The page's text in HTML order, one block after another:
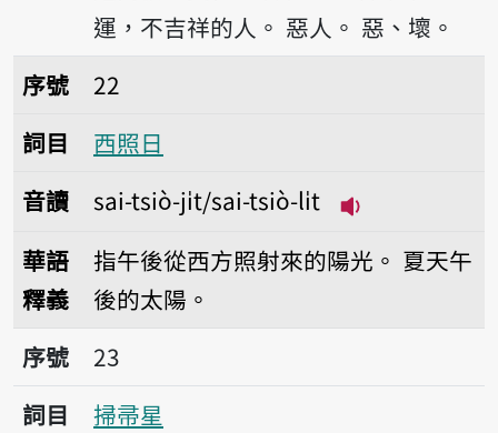
運，不吉祥的人。 惡人。 惡、壞。
序號22西照日
序號
22
詞目
西照日
音讀
sai-tsiò-ji̍t/sai-tsiò-li̍t
華語
釋義
指午後從西方照射來的陽光。 夏天午
後的太陽。
序號23掃帚星
序號
23
詞目
掃帚星